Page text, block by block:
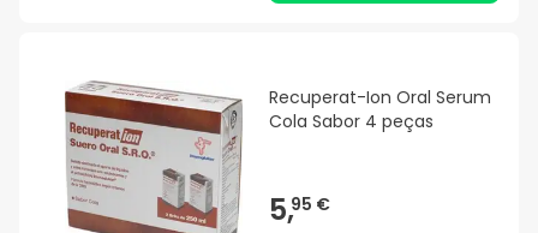
Recuperat-Ion Oral Serum
Cola Sabor 4 peças
5,95 €